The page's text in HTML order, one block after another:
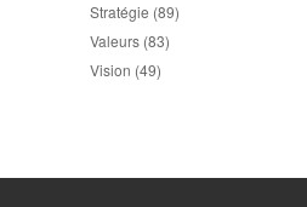
Stratégie (89)
Valeurs (83)
Vision (49)